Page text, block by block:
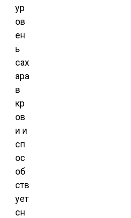
ур
ов
ен
ь
сах
ара
в
кр
ов
и и
сп
ос
об
ств
ует
сн